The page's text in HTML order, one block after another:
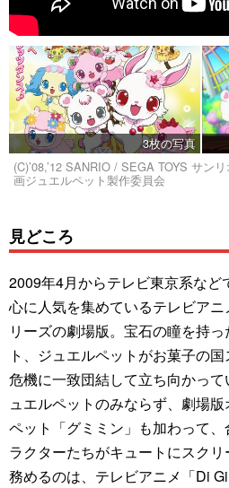
3枚の写真
(C)’08,’12 SANRIO / SEGA TOYS サン
画ジュエルペット製作委員会
見どころ
2009年4月からテレビ東京系など
心に人気を集めているテレビア
リーズの劇場版。宝石の瞳を持
ト、ジュエルペットがお菓子の
危機に一致団結して立ち向かっ
ュエルペットのみならず、劇場
ペット「グミミン」も加わって
ラクターたちがキュートにスク
務めるのは、テレビアニメ「Di